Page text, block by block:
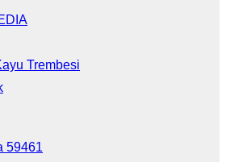
Trembesi
59461